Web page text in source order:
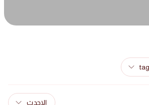
الاحدث